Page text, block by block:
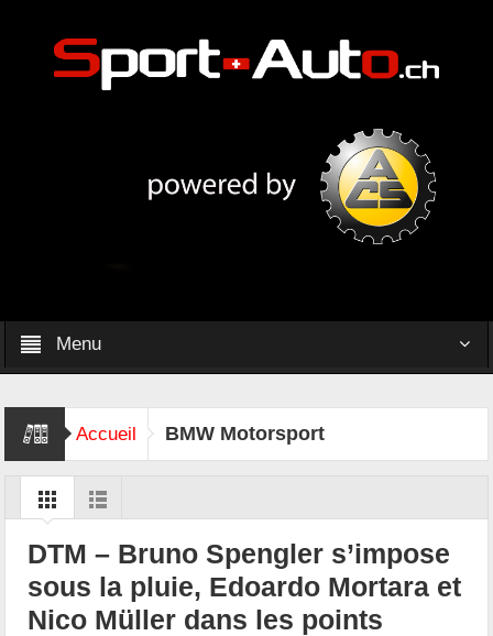
Menu
Accueil BMW Motorsport
DTM – Bruno Spengler s’impose
sous la pluie, Edoardo Mortara et
Nico Müller dans les points